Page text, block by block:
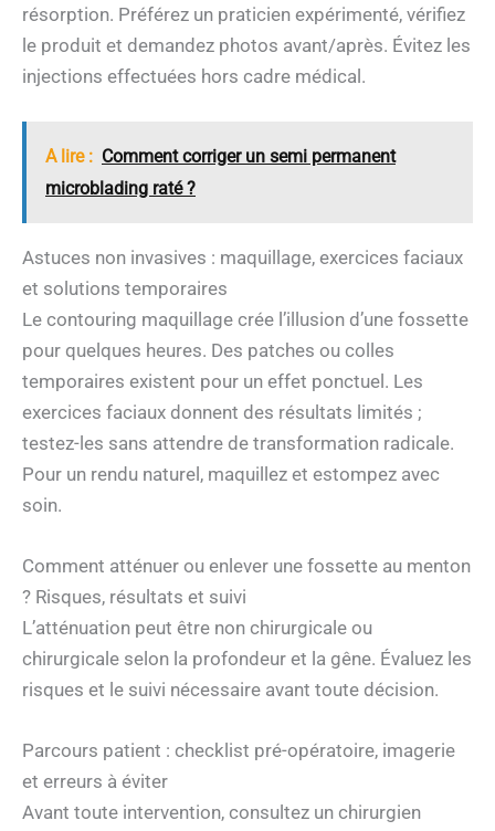
résorption. Préférez un praticien expérimenté, vérifiez
le produit et demandez photos avant/après. Évitez les
injections effectuées hors cadre médical.
A lire : Comment corriger un semi permanent
microblading raté ?
Astuces non invasives : maquillage, exercices faciaux
et solutions temporaires
Le contouring maquillage crée l’illusion d’une fossette
pour quelques heures. Des patches ou colles
temporaires existent pour un effet ponctuel. Les
exercices faciaux donnent des résultats limités ;
testez-les sans attendre de transformation radicale.
Pour un rendu naturel, maquillez et estompez avec
soin.
Comment atténuer ou enlever une fossette au menton
? Risques, résultats et suivi
L’atténuation peut être non chirurgicale ou
chirurgicale selon la profondeur et la gêne. Évaluez les
risques et le suivi nécessaire avant toute décision.
Parcours patient : checklist pré-opératoire, imagerie
et erreurs à éviter
Avant toute intervention, consultez un chirurgien